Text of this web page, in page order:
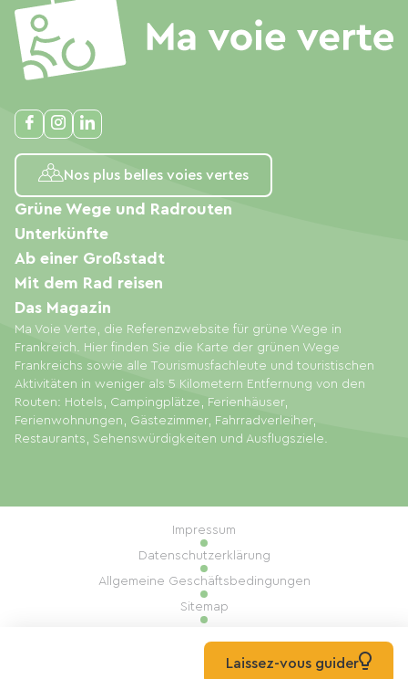
Nos plus belles voies vertes
Ma Voie Verte, die Referenzwebsite für grüne Wege in
Frankreich. Hier finden Sie die Karte der grünen Wege
Frankreichs sowie alle Tourismusfachleute und touristischen
Aktivitäten in weniger als 5 Kilometern Entfernung von den
Routen: Hotels, Campingplätze, Ferienhäuser,
Ferienwohnungen, Gästezimmer, Fahrradverleiher,
Restaurants, Sehenswürdigkeiten und Ausflugsziele.
Grüne Wege und Radrouten
Unterkünfte
Ab einer Großstadt
Mit dem Rad reisen
Das Magazin
Impressum
Datenschutzerklärung
Allgemeine Geschäftsbedingungen
Sitemap
Umsetzung: Mill, PrivasLaissez-vous guider